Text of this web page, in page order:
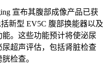
宣布其腹部成像产品已获
新型 EV5C 腹部换能器以及
。这些功能预计将使泌尿
超声评估，包括肾脏检查
检查。